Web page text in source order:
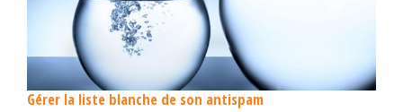
Gérer la liste blanche de son antispam